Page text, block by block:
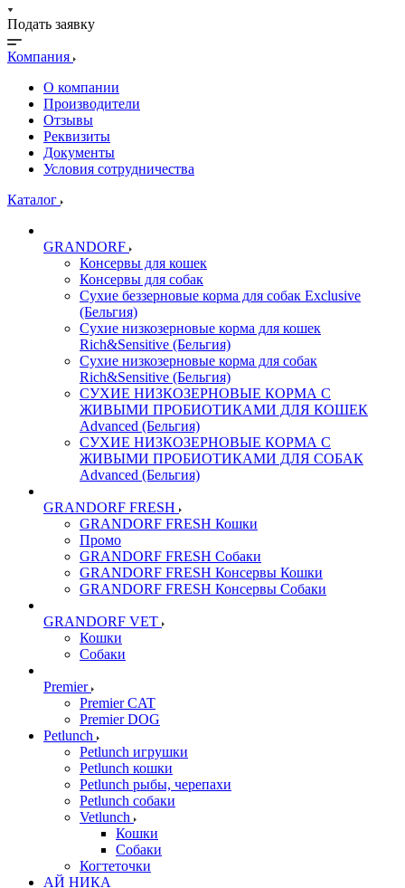
Подать заявку
Компания
О компании
Производители
Отзывы
Реквизиты
Документы
Условия сотрудничества
Каталог
GRANDORF
Консервы для кошек
Консервы для собак
Сухие беззерновые корма для собак Exclusive
(Бельгия)
Сухие низкозерновые корма для кошек
Rich&Sensitive (Бельгия)
Сухие низкозерновые корма для собак
Rich&Sensitive (Бельгия)
СУХИЕ НИЗКОЗЕРНОВЫЕ КОРМА С
ЖИВЫМИ ПРОБИОТИКАМИ ДЛЯ КОШЕК
Advanced (Бельгия)
СУХИЕ НИЗКОЗЕРНОВЫЕ КОРМА С
ЖИВЫМИ ПРОБИОТИКАМИ ДЛЯ СОБАК
Advanced (Бельгия)
GRANDORF FRESH
GRANDORF FRESH Кошки
Промо
GRANDORF FRESH Собаки
GRANDORF FRESH Консервы Кошки
GRANDORF FRESH Консервы Собаки
GRANDORF VET
Кошки
Собаки
Premier
Premier CAT
Premier DOG
Petlunch
Petlunch игрушки
Petlunch кошки
Petlunch рыбы, черепахи
Petlunch собаки
Vetlunch
Кошки
Собаки
Когтеточки
АЙ НИКА